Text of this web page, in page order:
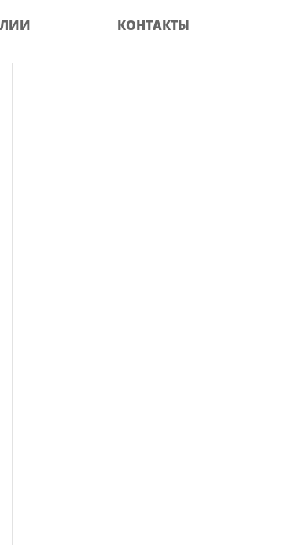
КОНТАКТЫ